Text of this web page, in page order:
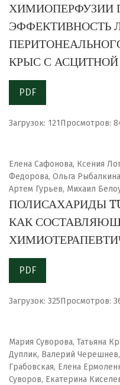
ХИМИОПЕРФУЗИИ
ЭФФЕКТИВНОСТЬ
КРЫС С
PDF
Загрузок: 121Просмотров:
Елена Сафонова, Ксения
Федорова, Ольга
Артем Гурьев, Михаил
ПОЛИСАХАРИДЫ
КАК
PDF
Загрузок: 325Просмотров:
Мария Суворова, Татьяна
Дуплик, Валерий
Грабовская, Елена
Суворов, Екатерина